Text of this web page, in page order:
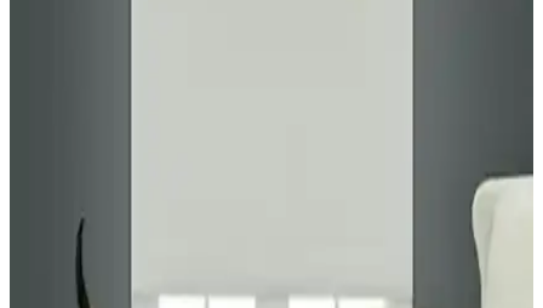
İki farklı perde modeli olan kadife dokulu ve fon perdeyi detaylı
karşılaştırıyoruz. Kalite, estetik ve kullanım kolaylığı açısından
önemli bilgiler içerir.